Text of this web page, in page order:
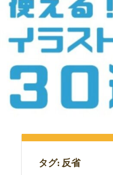
ー
ド
で
き
人
物
ラ
ト
タグ: 反省